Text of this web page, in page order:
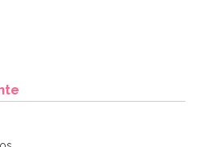
Hombre de Nieve